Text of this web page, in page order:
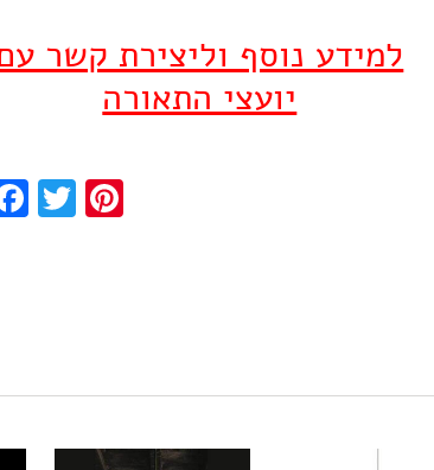
למידע נוסף וליצירת קשר
יועצי התאורה
TwitterPinterest